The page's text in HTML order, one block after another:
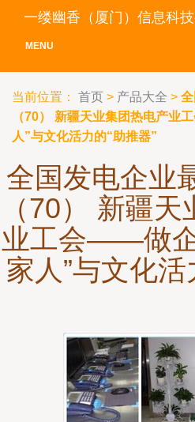
一缕幽香（厦门）信息科
MENU
当前位置： 首页 > 产品大全 >
（70） 新疆天业集团热电产
人”与文化活力的“助推器”
全国发电企业
（70） 新疆
业工会——做企
家人”与文化活